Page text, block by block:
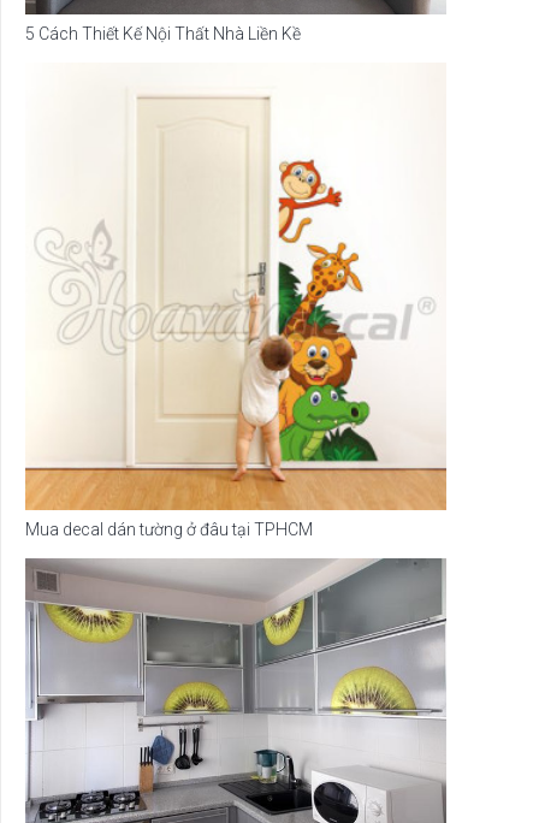
5 Cách Thiết Kế Nội Thất Nhà Liền Kề
Mua decal dán tường ở đâu tại TPHCM